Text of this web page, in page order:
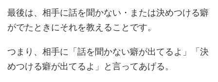
最後は、相手に話を聞かない・または決めつける癖
がでたときにそれを教えることです。
つまり、相手に「話を聞かない癖が出てるよ」「決
めつける癖が出てるよ」と言ってあげる。